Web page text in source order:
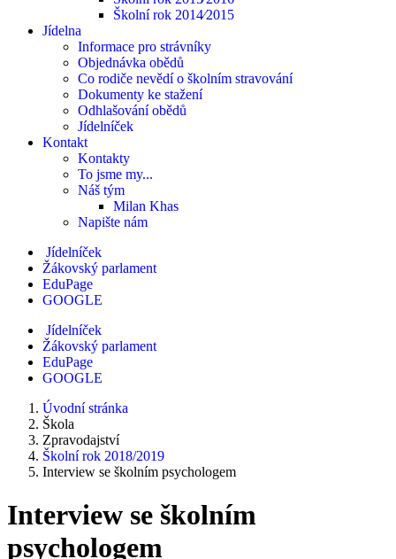
Školní rok 2014⁄2015
Jídelna
Informace pro strávníky
Objednávka obědů
Co rodiče nevědí o školním stravování
Dokumenty ke stažení
Odhlašování obědů
Jídelníček
Kontakt
Kontakty
To jsme my...
Náš tým
Milan Khas
Napište nám
Jídelníček
Žákovský parlament
EduPage
GOOGLE
Jídelníček
Žákovský parlament
EduPage
GOOGLE
Úvodní stránka
Škola
Zpravodajství
Školní rok 2018/2019
Interview se školním psychologem
Interview se školním
psychologem